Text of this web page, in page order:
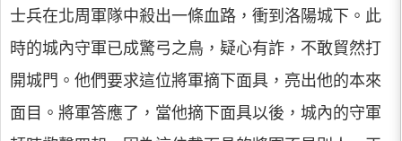
士兵在北周軍隊中殺出一條血路，衝到洛陽城下。此
時的城內守軍已成驚弓之鳥，疑心有詐，不敢貿然打
開城門。他們要求這位將軍摘下面具，亮出他的本來
面目。將軍答應了，當他摘下面具以後，城內的守軍